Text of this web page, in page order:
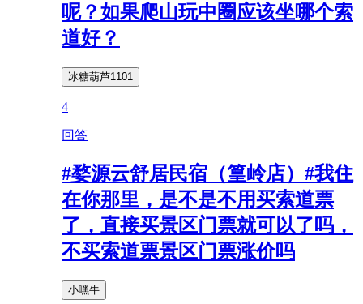
呢？如果爬山玩中圈应该坐哪个索
道好？
冰糖葫芦1101
4
回答
#婺源云舒居民宿（篁岭店）#我住
在你那里，是不是不用买索道票
了，直接买景区门票就可以了吗，
不买索道票景区门票涨价吗
小嘿牛